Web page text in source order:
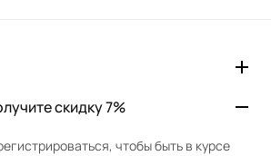
скидку 7%
чтобы быть в курсе